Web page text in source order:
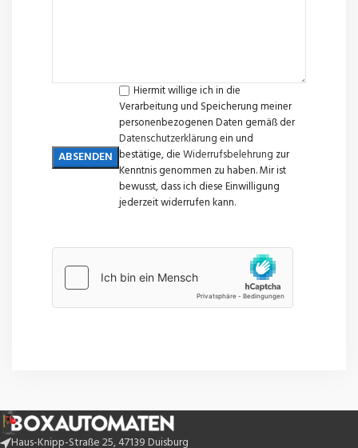
Hiermit willige ich in die
Verarbeitung und Speicherung meiner
personenbezogenen Daten gemäß der
Datenschutzerklärungein und
bestätige, dieWiderrufsbelehrung zur
Kenntnis genommen zu haben. Mir ist
bewusst, dass ich diese Einwilligung
jederzeit widerrufen kann.
Haus-Knipp-Straße 25, 47139 Duisburg